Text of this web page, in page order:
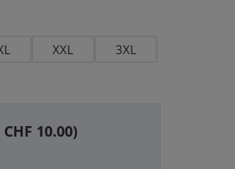
XXL
3XL
10.00)